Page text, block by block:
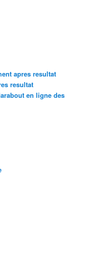
apres resultat
resultat
en ligne des